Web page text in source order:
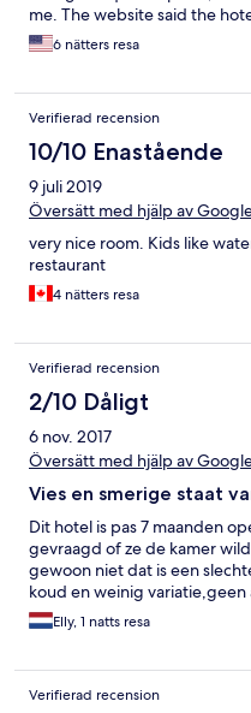
me. The website said the
general meals were
cream, were chargeable.
crowded and the music was
a place for resting or
fun for families with little kids,
place for you. The service
other drawbacks.
6 nätters resa
Verifierad recension
10/10 Enastående
9 juli 2019
Översätt med hjälp av
very nice room. Kids like
restaurant
4 nätters resa
Verifierad recension
2/10 Dåligt
6 nov. 2017
Översätt med hjälp av
Vies en smerige staat
Dit hotel is pas 7 maanden
gevraagd of ze de kamer
gewoon niet dat is een
koud en weinig variatie,geen
Elly, 1 natts resa
Verifierad recension